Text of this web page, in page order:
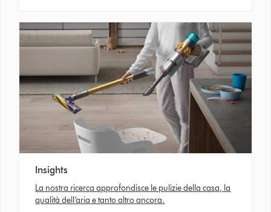
Insights
La nostra ricerca approfondisce le pulizie della casa, la
qualità dell’aria e tanto altro ancora.